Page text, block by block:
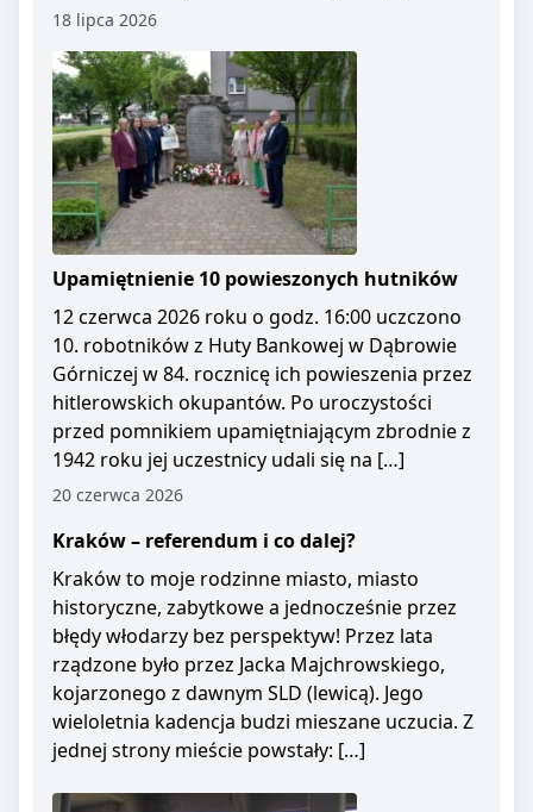
18 lipca 2026
Upamiętnienie 10 powieszonych hutników
12 czerwca 2026 roku o godz. 16:00 uczczono
10. robotników z Huty Bankowej w Dąbrowie
Górniczej w 84. rocznicę ich powieszenia przez
hitlerowskich okupantów. Po uroczystości
przed pomnikiem upamiętniającym zbrodnie z
1942 roku jej uczestnicy udali się na […]
20 czerwca 2026
Kraków – referendum i co dalej?
Kraków to moje rodzinne miasto, miasto
historyczne, zabytkowe a jednocześnie przez
błędy włodarzy bez perspektyw! Przez lata
rządzone było przez Jacka Majchrowskiego,
kojarzonego z dawnym SLD (lewicą). Jego
wieloletnia kadencja budzi mieszane uczucia. Z
jednej strony mieście powstały: […]